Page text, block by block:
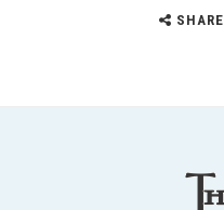
SHARE